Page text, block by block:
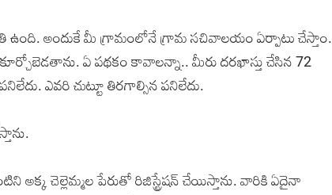
ఉంది. అందుకే మీ గ్రామంలోనే గ్రామ సచివాలయం ఏర్పాటు చేస్తాం.
ఏ పథకం కావాలన్నా.. మీరు దరఖాస్తు చేసిన 72
ఎవరి చుట్టూ తిరగాల్సిన పనిలేదు.
అక్క చెల్లెమ్మల పేరుతో రిజిస్ట్రేషన్‌ చేయిస్తాను. వారికి ఏదైనా